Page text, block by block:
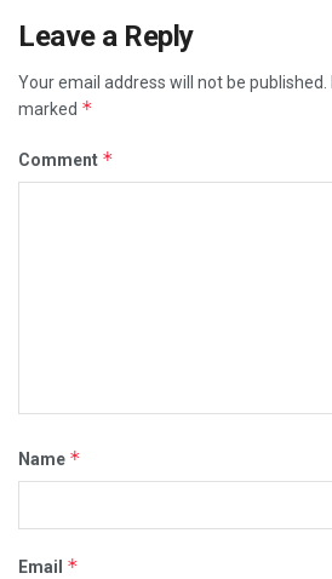
Leave a Reply
Your email address will not be published.
marked *
Comment *
Name *
Email *